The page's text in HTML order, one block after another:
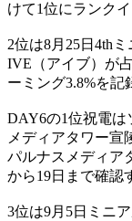
けて1位にランクイ
2位は8月25日4th
IVE（アイブ）が
ーミング3.8%を記
DAY6の1位祝電は
メディアタワー宣
パルナスメディア
から19日まで確認
3位は9月5日ミニ